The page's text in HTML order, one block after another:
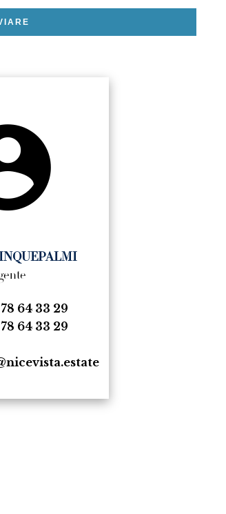
64 33 29
64 33 29